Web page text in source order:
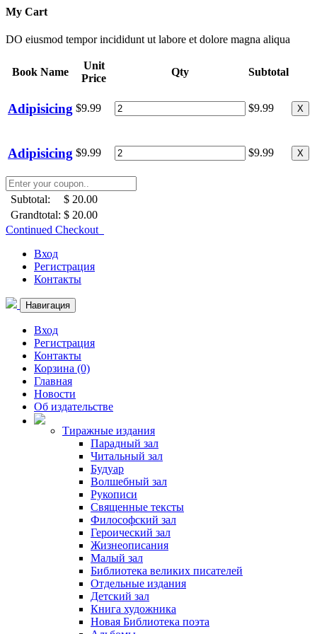
My Cart
DO eiusmod tempor incididunt ut labore et dolore magna aliqua
Book Name
Unit
Price
Qty Subtotal
Adipisicing $9.99 $9.99 X
Adipisicing $9.99 $9.99 X
Subtotal:
$ 20.00
Grandtotal: $ 20.00
Continued Checkout
Вход
Регистрация
Контакты
Навигация
Вход
Регистрация
Контакты
Корзина (0)
Главная
Новости
Об издательстве
Тиражные издания
Парадный зал
Читальный зал
Будуар
Волшебный зал
Рукописи
Священные тексты
Философский зал
Героический зал
Жизнеописания
Малый зал
Библиотека великих писателей
Отдельные издания
Детский зал
Книга художника
Новая Библиотека поэта